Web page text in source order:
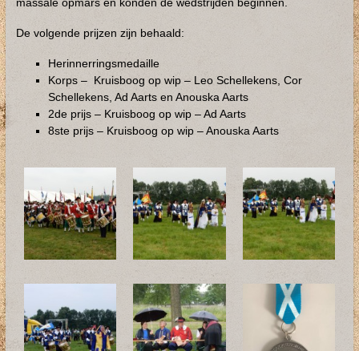
De volgende prijzen zijn behaald:
Herinnerringsmedaille
Korps – Kruisboog op wip – Leo Schellekens, Cor
Schellekens, Ad Aarts en Anouska Aarts
2de prijs – Kruisboog op wip – Ad Aarts
8ste prijs – Kruisboog op wip – Anouska Aarts